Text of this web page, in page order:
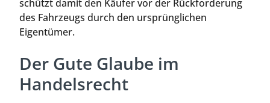
schützt damit den Käufer vor der Rückforderung
des Fahrzeugs durch den ursprünglichen
Eigentümer.
Der Gute Glaube im
Handelsrecht